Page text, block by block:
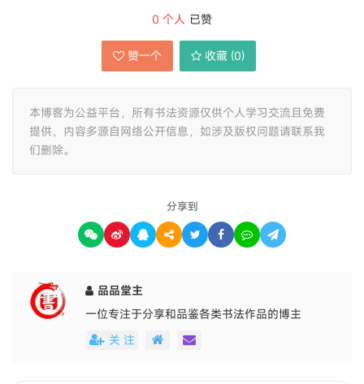
0 个人 已赞
赞一个 收藏 (0)
本博客为公益平台，所有书法资源仅供个人学习交流且免费
提供，内容多源自网络公开信息，如涉及版权问题请联系我
们删除。
分享到
品品堂主
一位专注于分享和品鉴各类书法作品的博主
关 注